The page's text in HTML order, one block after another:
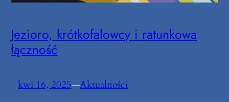
Jezioro, krótkofalowcy i ratunkowa
łączność
kwi 16, 2025—Aktualności